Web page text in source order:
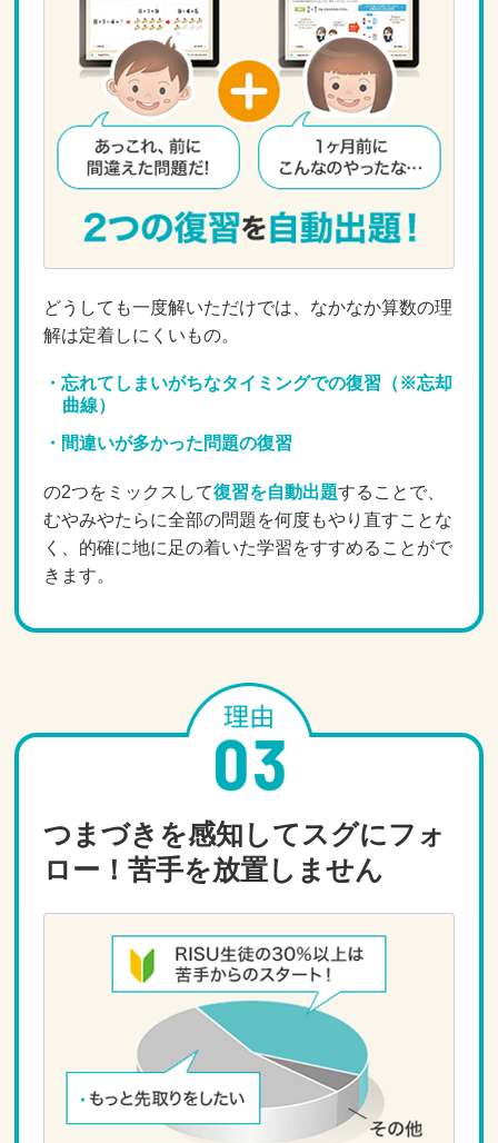
どうしても一度解いただけでは、なかなか算数の理
解は定着しにくいもの。
忘れてしまいがちなタイミングでの復習（※忘却
曲線）
間違いが多かった問題の復習
の2つをミックスして復習を自動出題することで、
むやみやたらに全部の問題を何度もやり直すことな
く、的確に地に足の着いた学習をすすめることがで
きます。
つまづきを感知してスグにフォ
ロー！苦手を放置しません